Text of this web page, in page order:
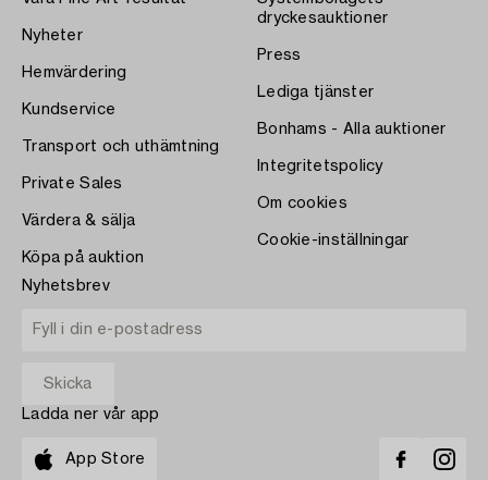
Nyheter
Hemvärdering
Kundservice
Transport och uthämtning
Private Sales
Värdera & sälja
Köpa på auktion
dryckesauktioner
Press
Lediga tjänster
Bonhams - Alla auktioner
Integritetspolicy
Om cookies
Cookie-inställningar
Nyhetsbrev
Ladda ner vår app
App Store